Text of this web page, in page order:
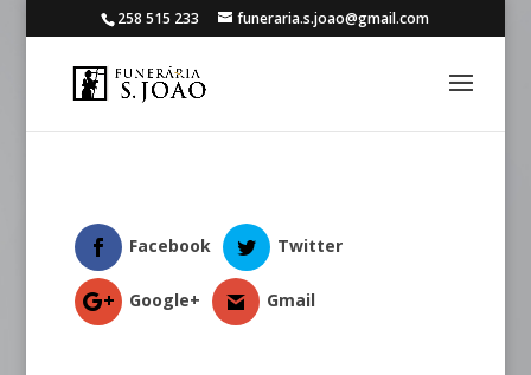
258 515 233 funeraria.s.joao@gmail.com
Facebook Twitter
Google+ Gmail